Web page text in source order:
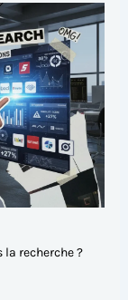
recherche ?